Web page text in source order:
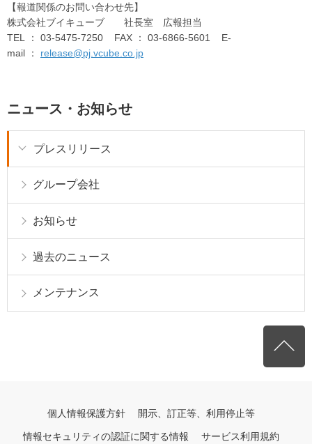
【報道関係のお問い合わせ先】
株式会社ブイキューブ 社長室 広報担当
TEL ： 03-5475-7250 FAX ： 03-6866-5601 E-
mail ： release@pj.vcube.co.jp
ニュース・お知らせ
プレスリリース
グループ会社
お知らせ
過去のニュース
メンテナンス
個人情報保護方針 開示、訂正等、利用停止等
情報セキュリティの認証に関する情報 サービス利用規約